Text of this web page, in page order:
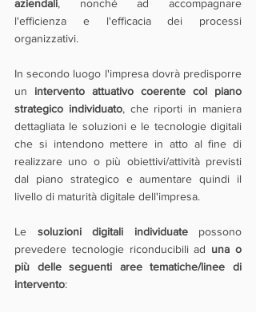
aziendali, nonché ad accompagnare
l'efficienza e l'efficacia dei processi
organizzativi.
In secondo luogo l'impresa dovrà predisporre
un intervento attuativo coerente col piano
strategico individuato, che riporti in maniera
dettagliata le soluzioni e le tecnologie digitali
che si intendono mettere in atto al fine di
realizzare uno o più obiettivi/attività previsti
dal piano strategico e aumentare quindi il
livello di maturità digitale dell'impresa.
Le soluzioni digitali individuate possono
prevedere tecnologie riconducibili ad una o
più delle seguenti aree tematiche/linee di
intervento: